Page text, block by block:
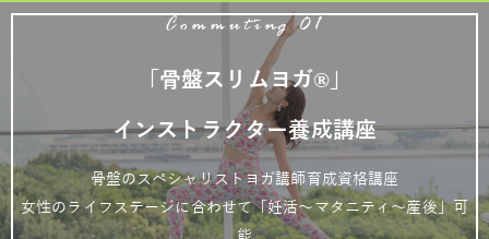
Commuting 01
「骨盤スリムヨガ®」
インストラクター養成講座
骨盤のスペシャリストヨガ講師育成資格講座
女性のライフステージに合わせて「妊活～マタニティ～産後」可